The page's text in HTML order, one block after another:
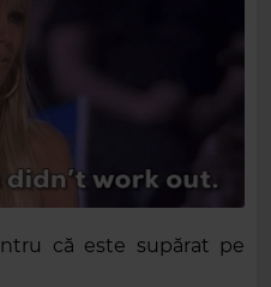
că este supărat pe